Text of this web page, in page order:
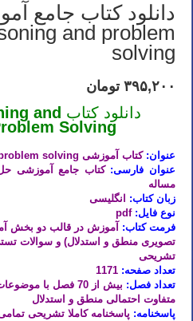
دانلود کتاب جامع
and problem
solving
۳۹۵,۲۰۰ تومان
دانلود کتاب and
Solving
عنوان: کتاب آموزشی Logical reasoning and problem solving
عنوان فارسی: کتاب جامع آموزشی
مساله
زبان کتاب: انگلیسی
نوع فایل: pdf
فرمت کتاب: آموزش در قالب دو بخش
تصویری منطق و استدلال) و سوالات
تشریحی
تعداد صفحه: 1171
تعداد فصل:
بیش از 70 فصل با
متفاوت احتمالی منطق و استدلال
پاسخنامه: پاسخنامه کاملا تشریحی